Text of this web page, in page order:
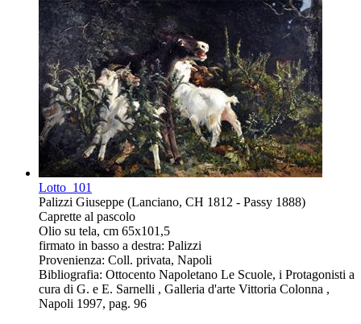
Lotto 101
Palizzi Giuseppe (Lanciano, CH 1812 - Passy 1888)
Caprette al pascolo
Olio su tela, cm 65x101,5
firmato in basso a destra: Palizzi
Provenienza: Coll. privata, Napoli
Bibliografia: Ottocento Napoletano Le Scuole, i Protagonisti a
cura di G. e E. Sarnelli , Galleria d'arte Vittoria Colonna ,
Napoli 1997, pag. 96